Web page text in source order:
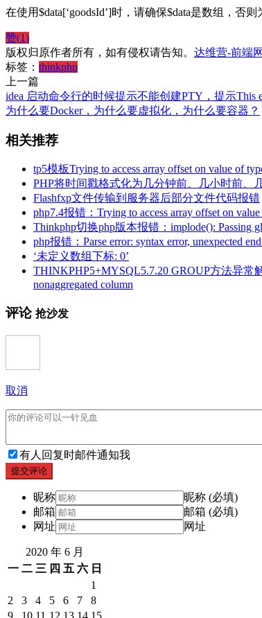
在使用$data[‘goodsId’]时，请确保$data是数组，否
赞(1)
版权归原作者所有，如有侵权请告知。 达维营-前端网
标签： thinkphp
上一篇
idea 启动命令行的时候提示不能创建PTY，提示This
为什么要Docker，为什么要虚拟化，为什么要容器？
相关推荐
tp5模板Trying to access array offset on value of
PHP将时间戳格式化为几分钟前、几小时前、
Flashfxp文件传输到服务器后部分文件代码报错
php7.4报错：Trying to access array offset on
Thinkphp切换php版本报错：implode(): Passing
php报错：Parse error: syntax error, unexpected
‘未定义数组下标: 0’
THINKPHP5+MYSQL5.7.20 GROUP方法异常解
nonaggregated column
评论 抢沙发
取消
有人回复时邮件通知我
提交评论
昵称
昵称 (必填)
邮箱
邮箱 (必填)
网址
网址
2020 年 6 月
一 二 三 四 五 六 日
1
2
3 4 5 6 7
8
9
10 11 12 13 14 15